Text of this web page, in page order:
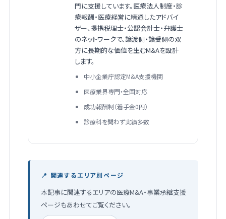
門に支援しています。医療法人制度・診
療報酬・医療経営に精通したアドバイ
ザー、提携税理士・公認会計士・弁護士
のネットワークで、譲渡側・譲受側の双
方に長期的な価値を生むM&Aを設計
します。
中小企業庁認定M&A支援機関
医療業界専門・全国対応
成功報酬制（着手金0円）
診療科を問わず実績多数
📍 関連するエリア別ページ
本記事に関連するエリアの医療M&A・事業承継支援
ページもあわせてご覧ください。